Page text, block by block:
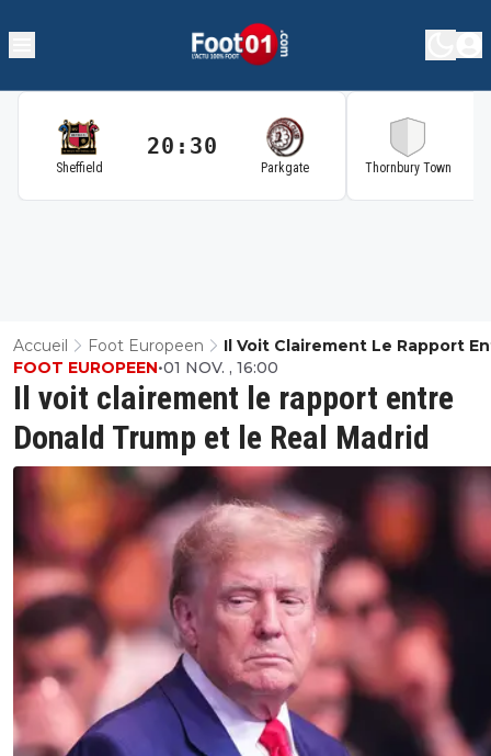
Sheffield
20:30
Parkgate Thornbury Town
Accueil Foot Europeen
Il Voit Clairement Le Rapport
Donald Trump Et Le Real
Il voit clairement le rapport entre
Donald Trump et le Real Madrid
FOOT EUROPEEN•01 NOV. , 16:00